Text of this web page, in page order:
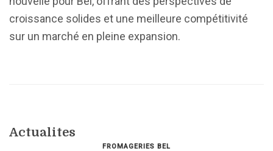
croissance solides et une meilleure compétitivité
sur un marché en pleine expansion.
Actualites
FROMAGERIES BEL